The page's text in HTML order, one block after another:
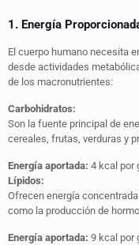
1. Energía
El cuerpo humano necesita
desde actividades
de los macronutrientes:
Carbohidratos:
Son la fuente principal de
cereales, frutas, verduras y
Energía aportada: 4 kcal por
Lípidos:
Ofrecen energía
como la producción de
Energía aportada: 9 kcal por